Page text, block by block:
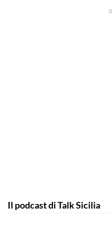
Il podcast di Talk Sicilia